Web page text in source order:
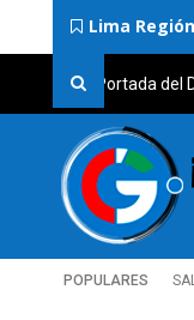
Lima Región
Portada del
POPULARES